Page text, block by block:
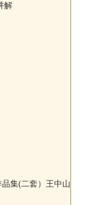
解
集(二套）王中山